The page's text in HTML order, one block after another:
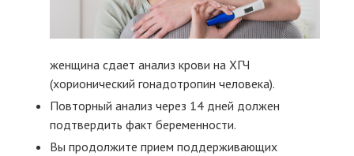
женщина сдает анализ крови на ХГЧ
(хорионический гонадотропин человека).
Повторный анализ через 14 дней должен
подтвердить факт беременности.
Вы продолжите прием поддерживающих